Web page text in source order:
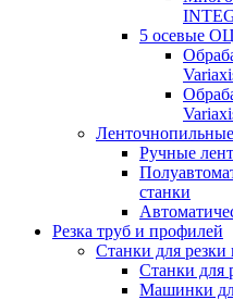
5 осевые ОЦ
Ручные
станки
Резка труб и профилей
Станки для резки
Станки для
Машинки